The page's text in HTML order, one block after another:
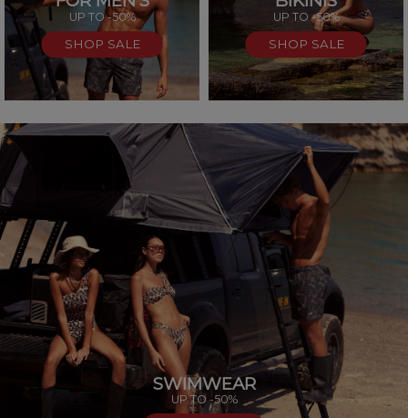
UP TO -50%
SHOP SALE
UP TO -50%
SHOP SALE
SWIMWEAR
UP TO -50%